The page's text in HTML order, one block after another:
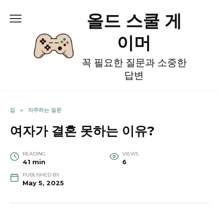
올드 스쿨 게
이머
꼭 필요한 질문과 소중한
답변
집 » 자주하는 질문
여자가 결혼 못하는 이유?
READING
41 min
VIEWS
6
PUBLISHED BY
May 5, 2025